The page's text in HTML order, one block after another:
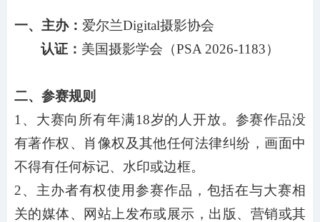
一、主办： 爱尔兰Digital摄影协会
认证： 美国摄影学会（PSA 2026-1183）
二、参赛规则
1、大赛向所有年满18岁的人开放。参赛作品没
有著作权、肖像权及其他任何法律纠纷，画面中
不得有任何标记、水印或边框。
2、主办者有权使用参赛作品，包括在与大赛相
关的媒体、网站上发布或展示，出版、营销或其